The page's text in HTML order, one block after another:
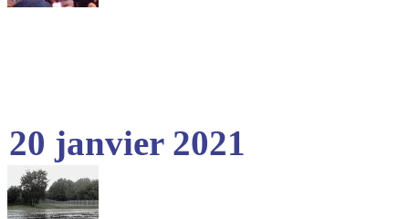
20 janvier 2021